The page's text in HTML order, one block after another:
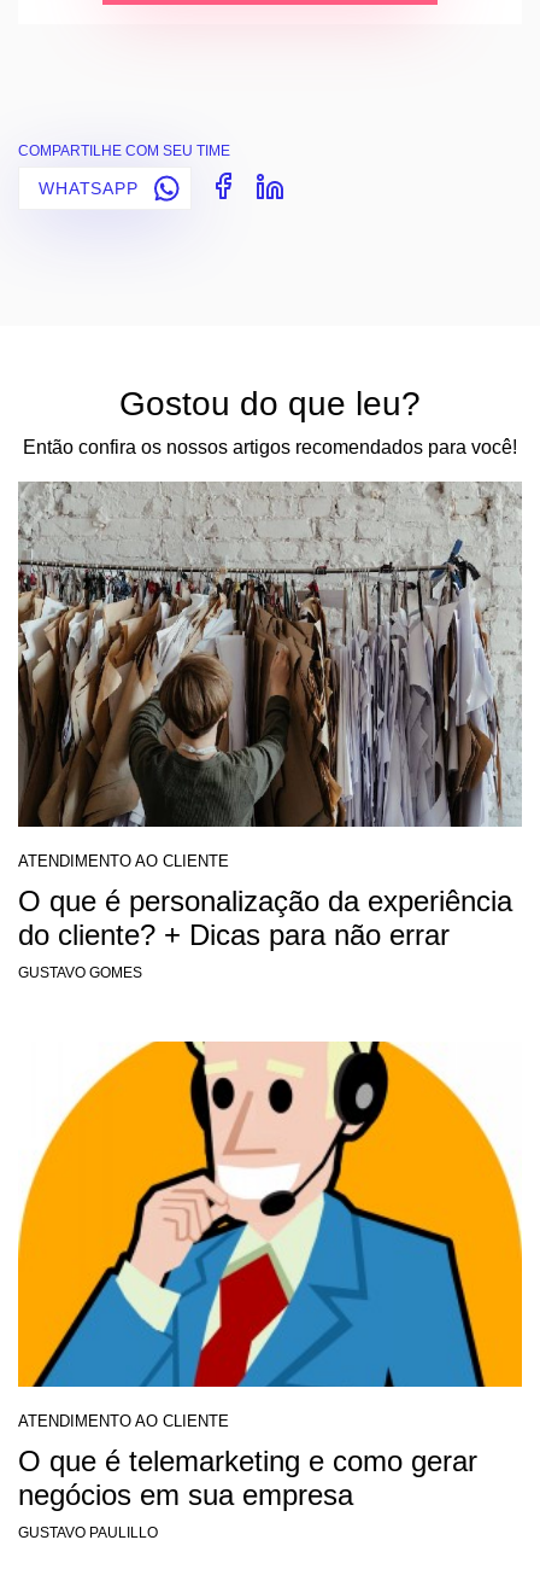
COMPARTILHE COM SEU TIME
WHATSAPP
Gostou do que leu?
Então confira os nossos artigos recomendados para você!
ATENDIMENTO AO CLIENTE
O que é personalização da experiência
do cliente? + Dicas para não errar
GUSTAVO GOMES
ATENDIMENTO AO CLIENTE
O que é telemarketing e como gerar
negócios em sua empresa
GUSTAVO PAULILLO